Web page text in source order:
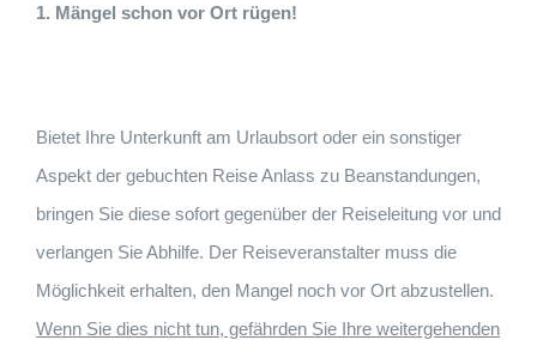
1. Mängel schon vor Ort rügen!
Bietet Ihre Unterkunft am Urlaubsort oder ein sonstiger
Aspekt der gebuchten Reise Anlass zu Beanstandungen,
bringen Sie diese sofort gegenüber der Reiseleitung vor und
verlangen Sie Abhilfe. Der Reiseveranstalter muss die
Möglichkeit erhalten, den Mangel noch vor Ort abzustellen.
Wenn Sie dies nicht tun, gefährden Sie Ihre weitergehenden